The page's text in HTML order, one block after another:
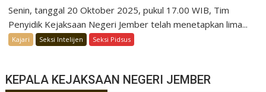
Senin, tanggal 20 Oktober 2025, pukul 17.00 WIB, Tim
Penyidik Kejaksaan Negeri Jember telah menetapkan lima...
Kajari Seksi Intelijen Seksi Pidsus
KEPALA KEJAKSAAN NEGERI JEMBER